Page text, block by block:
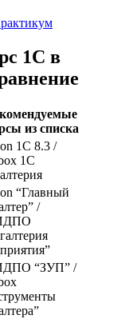
1С в
из списка
1С 8.3 /
1С
“Главный
/
“ЗУП” /